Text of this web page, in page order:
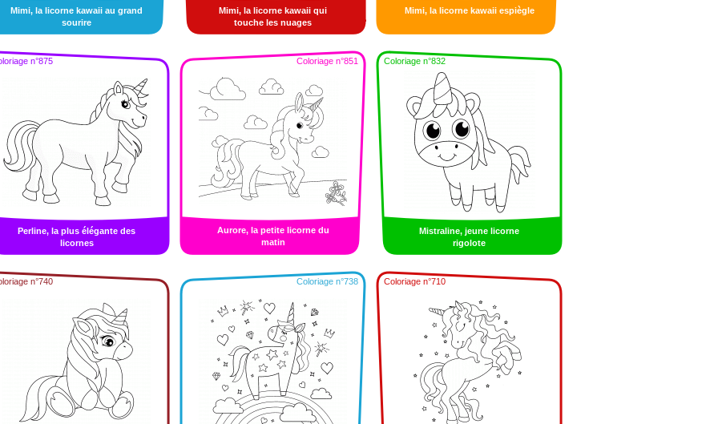
Mimi, la licorne kawaii au grand
sourire
Mimi, la licorne kawaii qui
touche les nuages
Mimi, la licorne kawaii espiègle
n°875
Perline, la plus élégante des
licornes
Coloriage n°851
Aurore, la petite licorne du
matin
Coloriage n°832
Mistraline, jeune licorne
rigolote
n°740 Coloriage n°738 Coloriage n°710